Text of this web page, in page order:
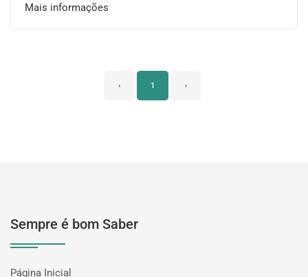
Mais informações
‹ 1 ›
Sempre é bom Saber
Página Inicial